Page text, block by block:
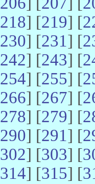
218] [219] [
230] [231] [
242] [243] [
254] [255] [
266] [267] [
278] [279] [
290] [291] [
302] [303] [
314] [315] [